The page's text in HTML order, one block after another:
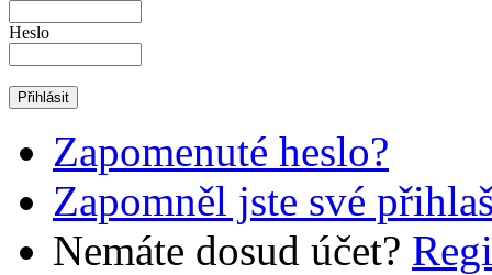
Heslo
Zapomenuté heslo?
Zapomněl jste své
Nemáte dosud účet?